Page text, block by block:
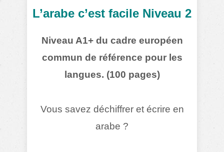
L’arabe c’est facile Niveau 2
Niveau A1+ du cadre européen
commun de référence pour les
langues. (100 pages)
Vous savez déchiffrer et écrire en
arabe ?